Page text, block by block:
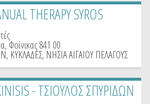
THERAPY SYROS
Φοίνικας 841 00
, ΚΥΚΛΑΔΕΣ, ΝΗΣΙΑ ΑΙΓΑΙΟΥ ΠΕΛΑΓΟΥΣ
- ΤΣΙΟΥΛΟΣ ΣΠΥΡΙΔΩΝ